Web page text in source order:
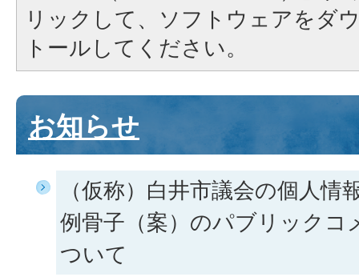
リックして、ソフトウェアをダ
トールしてください。
お知らせ
（仮称）白井市議会の個人情
例骨子（案）のパブリックコ
ついて